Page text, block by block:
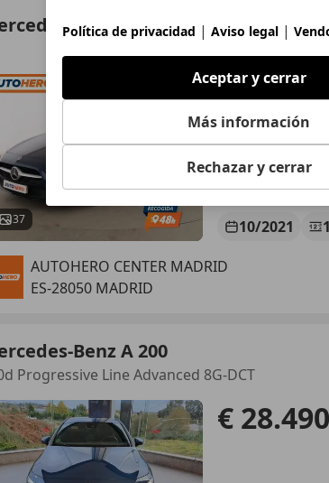
Benz A 200
37
€ 19.181
10/2021
AUTOHERO CENTER MADRID
ES-28050 MADRID
Benz A 200
Progressive Line Advanced 8G-DCT
€ 28.490
Política de privacidad | Aviso legal |
Aceptar y cerrar
Más información
Rechazar y cerrar